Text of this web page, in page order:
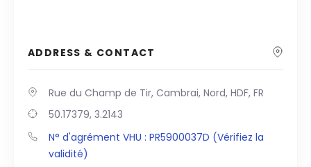
ADDRESS & CONTACT
Rue du Champ de Tir, Cambrai, Nord, HDF, FR
50.17379, 3.2143
N° d'agrément VHU : PR5900037D (Vérifiez la
validité)